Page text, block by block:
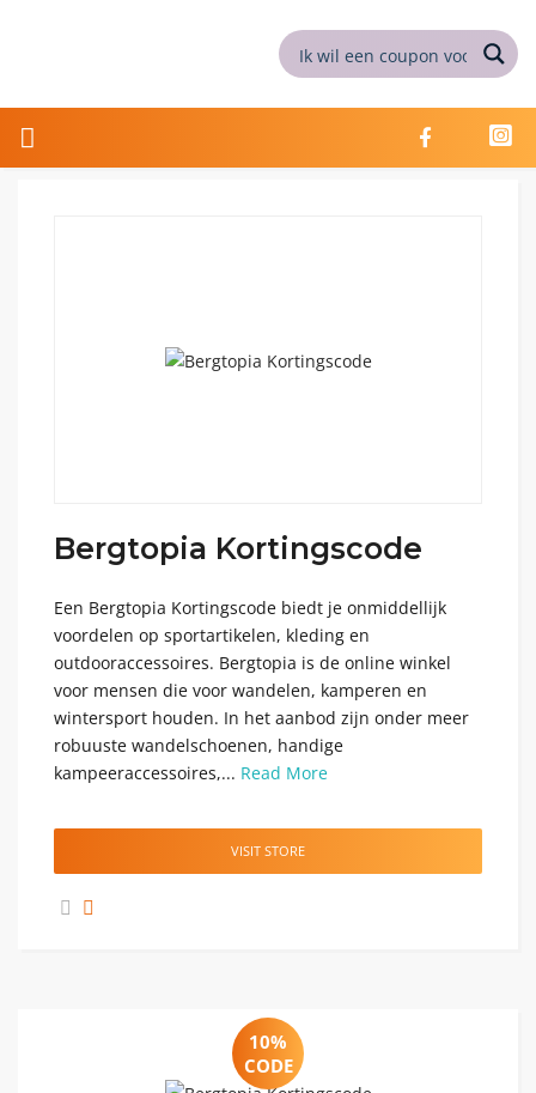
Bergtopia Kortingscode
Een Bergtopia Kortingscode biedt je onmiddellijk
voordelen op sportartikelen, kleding en
outdooraccessoires. Bergtopia is de online winkel
voor mensen die voor wandelen, kamperen en
wintersport houden. In het aanbod zijn onder meer
robuuste wandelschoenen, handige
kampeeraccessoires,... Read More
VISIT STORE
10%
CODE